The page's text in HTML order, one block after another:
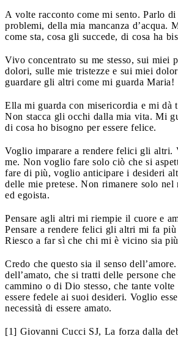
A volte racconto come mi sento. Parlo
problemi, della mia mancanza d’acqua.
come sta, cosa gli succede, di cosa ha
Vivo concentrato su me stesso, sui miei
dolori, sulle mie tristezze e sui miei
guardare gli altri come mi guarda Maria!
Ella mi guarda con misericordia e mi dà
Non stacca gli occhi dalla mia vita. Mi
di cosa ho bisogno per essere felice.
Voglio imparare a rendere felici gli altri.
me. Non voglio fare solo ciò che si
fare di più, voglio anticipare i desideri
delle mie pretese. Non rimanere solo
ed egoista.
Pensare agli altri mi riempie il cuore e
Pensare a rendere felici gli altri mi fa
Riesco a far sì che chi mi è vicino sia
Credo che questo sia il senso
dell’amato, che si tratti delle persone
cammino o di Dio stesso, che tante
essere fedele ai suoi desideri. Voglio
necessità di essere amato.
[1] Giovanni Cucci SJ, La forza dalla